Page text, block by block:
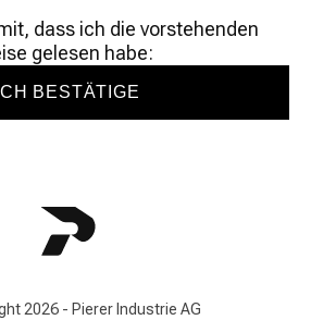
dass ich die vorstehenden
gelesen habe:
ICH BESTÄTIGE
2026 - Pierer Industrie AG